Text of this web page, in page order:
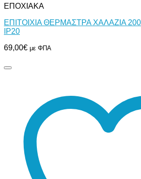
ΕΠΟΧΙΑΚΑ
ΕΠΙΤΟΙΧΙΑ ΘΕΡΜΑΣΤΡΑ ΧΑΛΑΖΙΑ
IP20
69,00€ με ΦΠΑ